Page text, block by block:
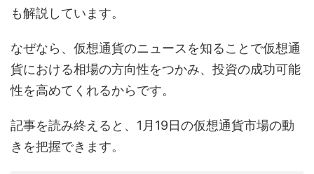
も解説しています。
なぜなら、仮想通貨のニュースを知ることで仮想通
貨における相場の方向性をつかみ、投資の成功可能
性を高めてくれるからです。
記事を読み終えると、1月19日の仮想通貨市場の動
きを把握できます。